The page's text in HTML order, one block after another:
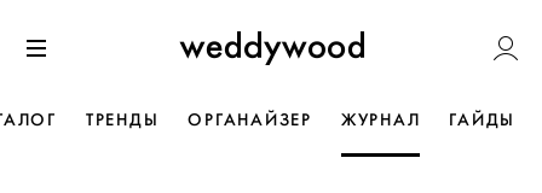
к содержанию
Weddywood
ТРЕНДЫ ОРГАНАЙЗЕР ЖУРНАЛ ГАЙДЫ